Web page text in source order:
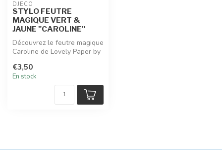
DJECO
STYLO FEUTRE
MAGIQUE VERT &
JAUNE "CAROLINE"
Découvrez le feutre magique
Caroline de Lovely Paper by
€3,50
En stock